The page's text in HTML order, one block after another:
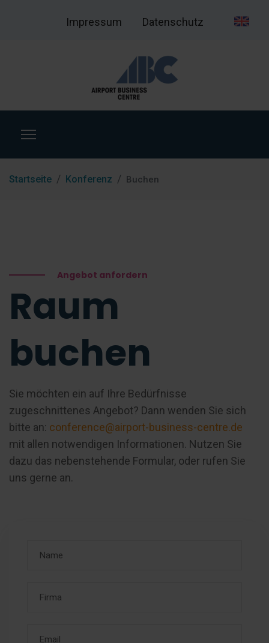
Impressum Datenschutz
Startseite Konferenz Buchen
Angebot anfordern
Raum
buchen
Sie möchten ein auf Ihre Bedürfnisse
zugeschnittenes Angebot? Dann wenden Sie sich
bitte an: conference@airport-business-centre.de
mit allen notwendigen Informationen. Nutzen Sie
dazu das nebenstehende Formular, oder rufen Sie
uns gerne an.